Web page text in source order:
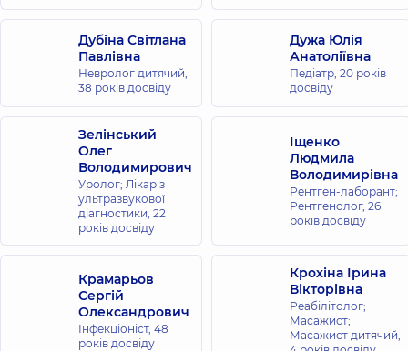
Дубіна Світлана
Павлівна
Невролог дитячий,
38 років досвіду
Дужа Юлія
Анатоліївна
Педіатр, 20 років
досвіду
Зелінський
Олег
Володимирович
Уролог; Лікар з
ультразвукової
діагностики, 22
років досвіду
Іщенко
Людмила
Володимирівна
Рентген-лаборант;
Рентгенолог, 26
років досвіду
Крамарьов
Сергій
Олександрович
Інфекціоніст, 48
років досвіду
Крохіна Ірина
Вікторівна
Реабілітолог;
Масажист;
Масажист дитячий,